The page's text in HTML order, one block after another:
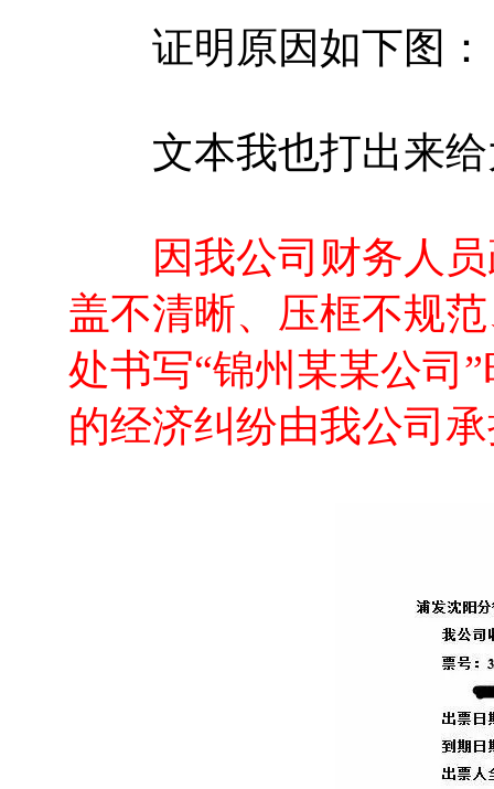
证明原因如下图：
文本我也打出来给
因我公司财务人
盖不清晰、压框不规
处书写“锦州某某公司
的经济纠纷由我公司